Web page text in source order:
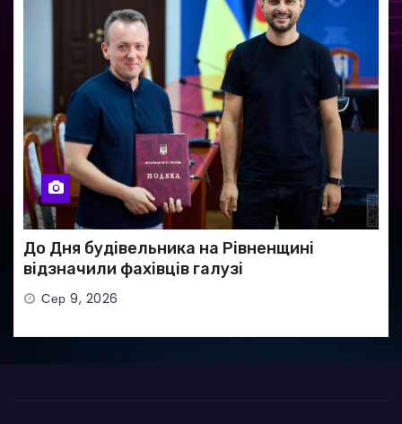
До Дня будівельника на Рівненщині
відзначили фахівців галузі
Сер 9, 2026